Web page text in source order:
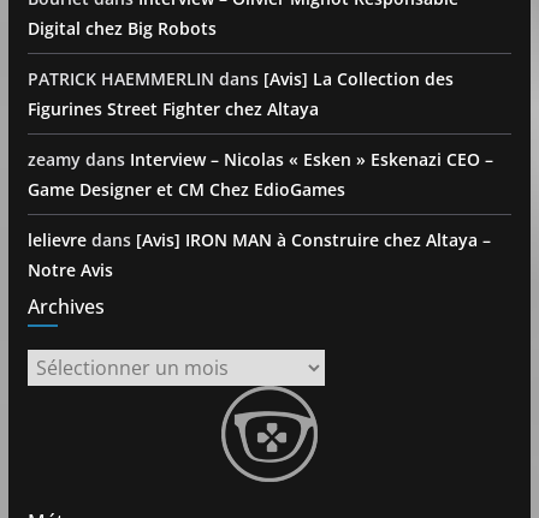
Digital chez Big Robots
PATRICK HAEMMERLIN dans [Avis] La Collection des
Figurines Street Fighter chez Altaya
zeamydans Interview – Nicolas « Esken » Eskenazi CEO –
Game Designer et CM Chez EdioGames
lelievredans [Avis] IRON MAN à Construire chez Altaya –
Notre Avis
Archives
Archives